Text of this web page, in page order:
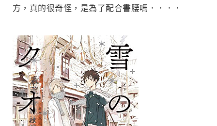
方，真的很奇怪，是為了配合書腰嗎．．．．